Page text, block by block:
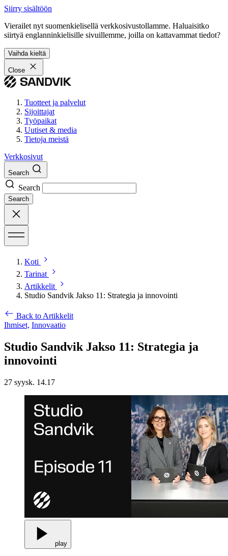
Siirry sisältöön
Vierailet nyt suomenkielisellä verkkosivustollamme. Haluaisitko
siirtyä englanninkielisille sivuillemme, joilla on kattavammat tiedot?
Vaihda kieltä
Close
Tuotteet ja palvelut
Sijoittajat
Työpaikat
Uutiset & media
Tietoja meistä
Verkkosivut
Search
Search
Search
Koti
Tarinat
Artikkelit
Studio Sandvik Jakso 11: Strategia ja innovointi
Back to Artikkelit
Ihmiset, Innovaatio
Studio Sandvik Jakso 11: Strategia ja
innovointi
27 syysk. 14.17
play